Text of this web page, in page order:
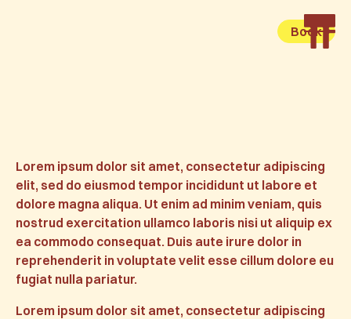
Book
Lorem ipsum dolor sit amet, consectetur adipiscing
elit, sed do eiusmod tempor incididunt ut labore et
dolore magna aliqua. Ut enim ad minim veniam, quis
nostrud exercitation ullamco laboris nisi ut aliquip ex
ea commodo consequat. Duis aute irure dolor in
reprehenderit in voluptate velit esse cillum dolore eu
fugiat nulla pariatur.
Lorem ipsum dolor sit amet, consectetur adipiscing